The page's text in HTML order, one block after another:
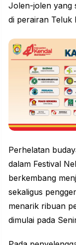
Jolen-jolen yang
di perairan Teluk
Perhelatan
dalam Festival
berkembang
sekaligus
menarik ribuan
dimulai pada